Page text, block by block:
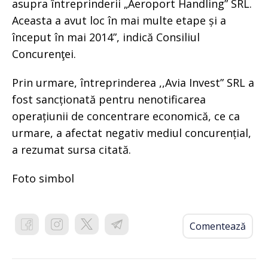
asupra întreprinderii „Aeroport Handling” SRL.
Aceasta a avut loc în mai multe etape și a
început în mai 2014”, indică Consiliul
Concurenţei.
Prin urmare, întreprinderea ,,Avia Invest” SRL a
fost sancționată pentru nenotificarea
operațiunii de concentrare economică, ce ca
urmare, a afectat negativ mediul concurențial,
a rezumat sursa citată.
Foto simbol
Comentează